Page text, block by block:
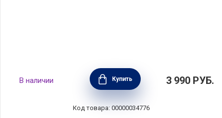
Контейнер-тарелка для обедов Make & Take
1 л, мятно-голубой, пластик, Brabantia,
206320
В наличии Купить 3 990 РУБ.
Код товара: 00000034776